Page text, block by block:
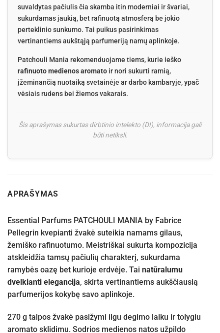
suvaldytas pačiulis čia skamba itin moderniai ir švariai,
sukurdamas jaukią, bet rafinuotą atmosferą be jokio
perteklinio sunkumo. Tai puikus pasirinkimas
vertinantiems aukštąją parfumeriją namų aplinkoje.
Patchouli Mania rekomenduojame tiems, kurie ieško
rafinuoto medienos aromato ir nori sukurti ramią,
įžeminančią nuotaiką svetainėje ar darbo kambaryje, ypač
vėsiais rudens bei žiemos vakarais.
Šis aprašymas sukurtas dirbtinio intelekto (DI), informacija gali
būti netiksli.
APRAŠYMAS
Essential Parfums PATCHOULI MANIA by Fabrice
Pellegrin kvepianti žvakė suteikia namams gilaus,
žemiško rafinuotumo. Meistriškai sukurta kompozicija
atskleidžia tamsų pačiulių charakterį, sukurdama
ramybės oazę bet kurioje erdvėje. Tai natūralumu
dvelkianti elegancija, skirta vertinantiems aukščiausią
parfumerijos kokybę savo aplinkoje.
270 g talpos žvakė pasižymi ilgu degimo laiku ir tolygiu
aromato sklidimu. Sodrios medienos natos užpildo